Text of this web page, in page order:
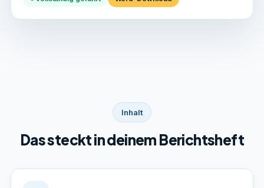
Inhalt
Das steckt in deinem Berichtsheft